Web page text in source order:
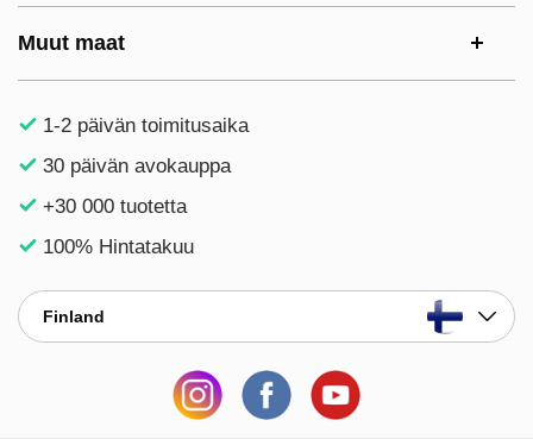
Muut maat
1-2 päivän toimitusaika
30 päivän avokauppa
+30 000 tuotetta
100% Hintatakuu
Finland